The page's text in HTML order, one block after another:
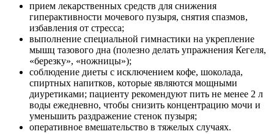
прием лекарственных средств для снижения
гиперактивности мочевого пузыря, снятия спазмов,
избавления от стресса;
выполнение специальной гимнастики на укрепление
мышц тазового дна (полезно делать упражнения Кегеля,
«березку», «ножницы»);
соблюдение диеты с исключением кофе, шоколада,
спиртных напитков, которые являются мощными
диуретиками; пациенту рекомендуют пить не менее 2 л
воды ежедневно, чтобы снизить концентрацию мочи и
уменьшить раздражение стенок пузыря;
оперативное вмешательство в тяжелых случаях.